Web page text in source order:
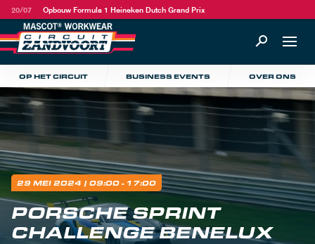
20/07 Opbouw Formula 1 Heineken Dutch Grand Prix
OP HET CIRCUIT BUSINESS EVENTS OVER ONS
29 MEI 2024 | 09:00 - 17:00
PORSCHE SPRINT
CHALLENGE BENELUX